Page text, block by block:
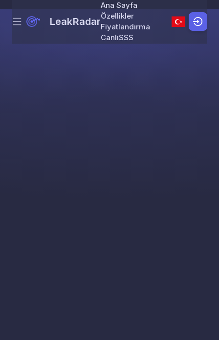
Skip to content
Menu LeakRadar
Ana Sayfa
Özellikler
Fiyatlandırma
CanlıSSS